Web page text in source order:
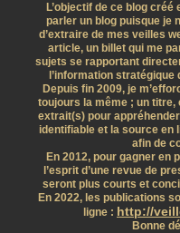
L’objectif de ce blog créé
parler un blog puisque je
d’extraire de mes veilles
article, un billet qui me
sujets se rapportant
l’information
Depuis fin 2009, je
toujours la même ; un titre,
extrait(s) pour
identifiable et la source en
afin de
En 2012, pour gagner en
l’esprit d’une revue de
seront plus courts et
En 2022, les publications
ligne : http://
Bonne